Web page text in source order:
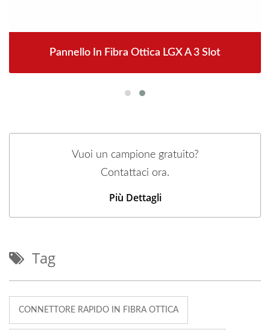
Pannello In Fibra Ottica LGX A 3 Slot
Vuoi un campione gratuito?
Contattaci ora.
Più Dettagli
Tag
CONNETTORE RAPIDO IN FIBRA OTTICA